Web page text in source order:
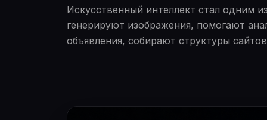
Искусственный интеллект стал одним
генерируют изображения, помогают
объявления, собирают структуры